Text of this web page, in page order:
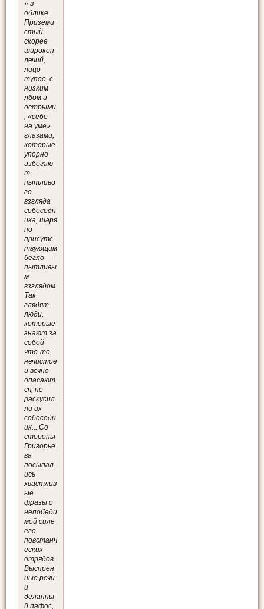
» в
облике.
Приземи
стый,
скорее
широкоп
лечий,
лицо
тупое, с
низким
лбом и
острыми
, «себе
на уме»
глазами,
которые
упорно
избегаю
т
пытливо
го
взгляда
собеседн
ика, шаря
по
присутс
твующим
бегло —
пытливы
м
взглядом.
Так
глядят
люди,
которые
знают за
собой
что-то
нечистое
и вечно
опасают
ся, не
раскусил
ли их
собеседн
ик... Со
стороны
Григорье
ва
посыпал
ись
хвастлив
ые
фразы о
непобеди
мой силе
его
повстанч
еских
отрядов.
Выспрен
ные речи
и
деланны
й пафос,